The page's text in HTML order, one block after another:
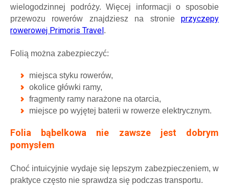
wielogodzinnej podróży. Więcej informacji o sposobie
przewozu rowerów znajdziesz na stronie przyczepy
rowerowej Primoris Travel.
Folią można zabezpieczyć:
miejsca styku rowerów,
okolice główki ramy,
fragmenty ramy narażone na otarcia,
miejsce po wyjętej baterii w rowerze elektrycznym.
Folia bąbelkowa nie zawsze jest dobrym
pomysłem
Choć intuicyjnie wydaje się lepszym zabezpieczeniem, w
praktyce często nie sprawdza się podczas transportu.